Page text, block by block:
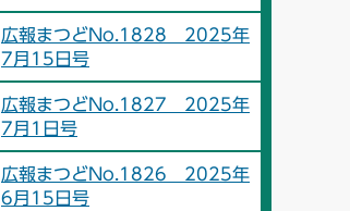
広報まつどNo.1828 2025年
7月15日号
広報まつどNo.1827 2025年
7月1日号
広報まつどNo.1826 2025年
6月15日号